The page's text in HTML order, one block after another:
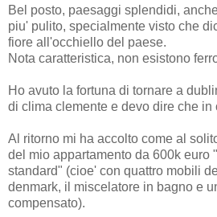
Bel posto, paesaggi splendidi,
piu' pulito, specialmente visto che
fiore all'occhiello del paese.
Nota caratteristica, non esistono
Ho avuto la fortuna di tornare a
di clima clemente e devo dire che in
Al ritorno mi ha accolto come al
del mio appartamento da 600k euro
standard" (cioe' con quattro mobili
denmark, il miscelatore in bagno e
compensato).